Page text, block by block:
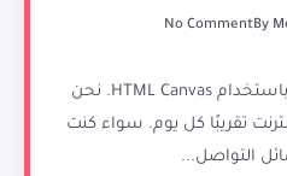
By
No Comment
كيفية إنشاء مولد كوميك باستخدام HTML Canvas. نحن
تقريبًا كل يوم. سواء كنت
التواصل...